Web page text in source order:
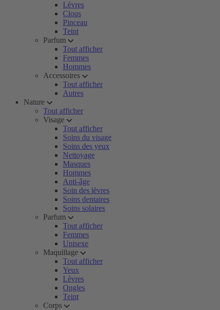
Lèvres
Clous
Pinceau
Teint
Parfum
Tout afficher
Femmes
Hommes
Accessoires
Tout afficher
Autres
Nature
Tout afficher
Visage
Tout afficher
Soins du visage
Soins des yeux
Nettoyage
Masques
Hommes
Anti-âge
Soin des lèvres
Soins dentaires
Soins solaires
Parfum
Tout afficher
Femmes
Unisexe
Maquillage
Tout afficher
Yeux
Lèvres
Ongles
Teint
Corps